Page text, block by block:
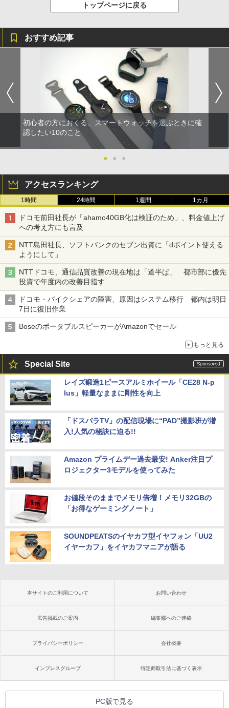
トップページに戻る
おすすめ記事
初心者の方におくる、スマートウォッチを選ぶときに確
認したい10のこと
● ● ●
アクセスランキング
1時間 24時間 1週間 1カ月
ドコモ前田社長が「ahamo40GB化は検証のため」、料金値上げ
への考え方にも言及
NTT島田社長、ソフトバンクのセブン出資に「dポイント使える
ようにして」
NTTドコモ、通信品質改善の現在地は「道半ば」 都市部に優先
投資で年度内の改善目指す
ドコモ・バイクシェアの障害、原因はシステム移行 都内は明日
7日に復旧作業
BoseのポータブルスピーカーがAmazonでセール
もっと見る
Special Site
レイズ鍛造1ピースアルミホイール「CE28 N-p
lus」軽量なままに剛性を向上
「ドスパラTV」の配信現場に“PAD”撮影班が潜
入!人気の秘訣に迫る!!
Amazon プライムデー過去最安! Anker注目プ
ロジェクター3モデルを使ってみた
お値段そのままでメモリ倍増！メモリ32GBの
「お得なゲーミングノート」
SOUNDPEATSのイヤカフ型イヤフォン「UU2
イヤーカフ」をイヤカフマニアが語る
本サイトのご利用について お問い合わせ
広告掲載のご案内 編集部へのご連絡
プライバシーポリシー 会社概要
インプレスグループ 特定商取引法に基づく表示
PC版で見る